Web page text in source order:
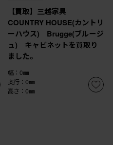
【買取】三越家具
COUNTRY HOUSE(カントリ
ーハウス) Brugge(ブルージ
ュ) キャビネットを買取り
ました。
幅：0㎜
奥行：0㎜
高さ：0㎜